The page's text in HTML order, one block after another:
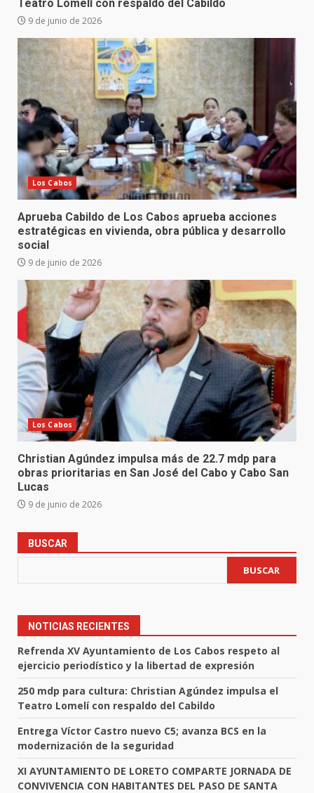
Teatro Lomelí con respaldo del Cabildo
9 de junio de 2026
Los Cabos
Aprueba Cabildo de Los Cabos aprueba acciones
estratégicas en vivienda, obra pública y desarrollo
social
9 de junio de 2026
Los Cabos
Christian Agúndez impulsa más de 22.7 mdp para
obras prioritarias en San José del Cabo y Cabo San
Lucas
9 de junio de 2026
BUSCAR
BUSCAR
NOTICIAS RECIENTES
Refrenda XV Ayuntamiento de Los Cabos respeto al
ejercicio periodístico y la libertad de expresión
250 mdp para cultura: Christian Agúndez impulsa el
Teatro Lomelí con respaldo del Cabildo
Entrega Víctor Castro nuevo C5; avanza BCS en la
modernización de la seguridad
XI AYUNTAMIENTO DE LORETO COMPARTE JORNADA DE
CONVIVENCIA CON HABITANTES DEL PASO DE SANTA